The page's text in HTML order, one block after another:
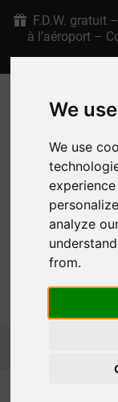
F.D.W. gratuit
à l’aéroport –
+30
MENU
We
We use
analyze
from.